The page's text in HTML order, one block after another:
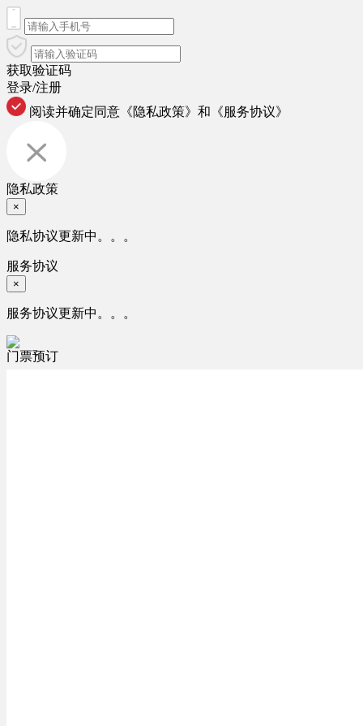
获取验证码
登录/注册
阅读并确定同意 《隐私政策》 和 《服务协议》
隐私政策
×
隐私协议更新中。。。
服务协议
×
服务协议更新中。。。
门票预订